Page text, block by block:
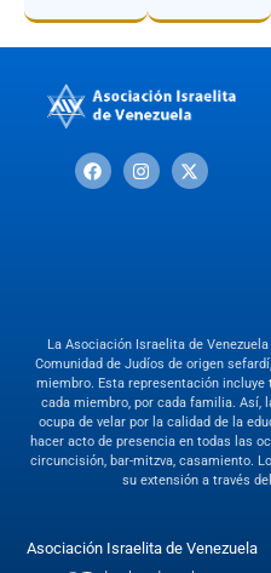
La Asociación Israelita de
Comunidad de Judíos de origen
miembro. Esta representación
cada miembro, por cada familia. Así,
ocupa de velar por la calidad de la
hacer acto de presencia en todas las
circuncisión, bar-mitzva, casamiento.
su extensión a través
Asociación Israelita de Venezuela